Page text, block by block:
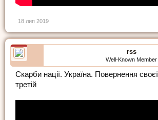
18 лип 2019
rss
Well-Known Member
Скарби нації. Україна. Повернення своєї
третій